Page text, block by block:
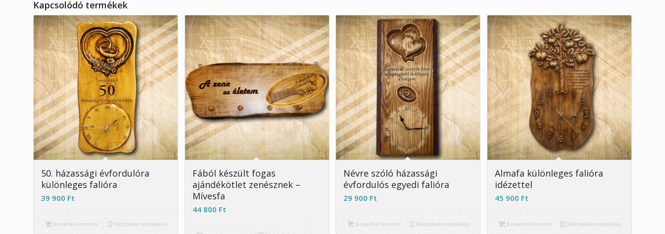
Kapcsolódó termékek
5.00
50. házassági évfordulóra
különleges falióra
39 900 Ft
Kosárba teszem Részletek mutatása
Fából készült fogas
ajándékötlet zenésznek –
Mívesfa
44 800 Ft
4.91
Névre szóló házassági
évfordulós egyedi falióra
29 900 Ft
Kosárba teszem Részletek mutatása
5.00
Almafa különleges falióra
idézettel
45 900 Ft
Kosárba teszem Részletek mutatása